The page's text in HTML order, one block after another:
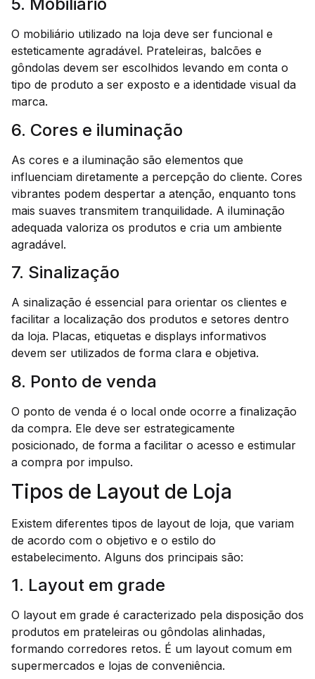
5. Mobiliário
O mobiliário utilizado na loja deve ser funcional e
esteticamente agradável. Prateleiras, balcões e
gôndolas devem ser escolhidos levando em conta o
tipo de produto a ser exposto e a identidade visual da
marca.
6. Cores e iluminação
As cores e a iluminação são elementos que
influenciam diretamente a percepção do cliente. Cores
vibrantes podem despertar a atenção, enquanto tons
mais suaves transmitem tranquilidade. A iluminação
adequada valoriza os produtos e cria um ambiente
agradável.
7. Sinalização
A sinalização é essencial para orientar os clientes e
facilitar a localização dos produtos e setores dentro
da loja. Placas, etiquetas e displays informativos
devem ser utilizados de forma clara e objetiva.
8. Ponto de venda
O ponto de venda é o local onde ocorre a finalização
da compra. Ele deve ser estrategicamente
posicionado, de forma a facilitar o acesso e estimular
a compra por impulso.
Tipos de Layout de Loja
Existem diferentes tipos de layout de loja, que variam
de acordo com o objetivo e o estilo do
estabelecimento. Alguns dos principais são:
1. Layout em grade
O layout em grade é caracterizado pela disposição dos
produtos em prateleiras ou gôndolas alinhadas,
formando corredores retos. É um layout comum em
supermercados e lojas de conveniência.